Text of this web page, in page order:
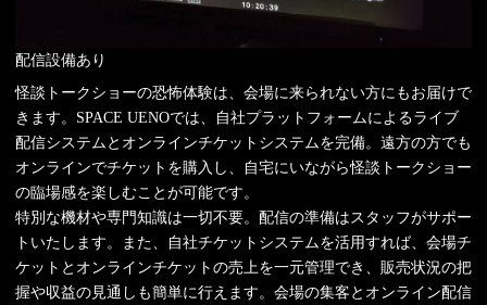
配信設備あり
怪談トークショーの恐怖体験は、会場に来られない方にもお届けで
きます。SPACE UENOでは、自社プラットフォームによるライブ
配信システムとオンラインチケットシステムを完備。遠方の方でも
オンラインでチケットを購入し、自宅にいながら怪談トークショー
の臨場感を楽しむことが可能です。
特別な機材や専門知識は一切不要。配信の準備はスタッフがサポー
トいたします。また、自社チケットシステムを活用すれば、会場チ
ケットとオンラインチケットの売上を一元管理でき、販売状況の把
握や収益の見通しも簡単に行えます。会場の集客とオンライン配信